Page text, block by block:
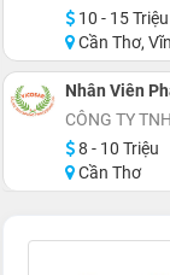
10 - 15 Triệu
Cần Thơ,
Nhân Viên
CÔNG TY
8 - 10 Triệu
Cần Thơ